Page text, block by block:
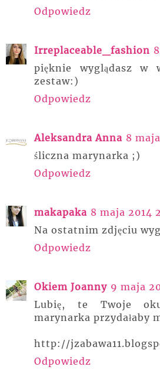
Odpowiedz
Irreplaceable_fashion
pięknie wyglądasz w
zestaw:)
Odpowiedz
Aleksandra Anna 8
śliczna marynarka ;)
Odpowiedz
makapaka 8 maja 2014
Na ostatnim zdjęciu
Odpowiedz
Okiem Joanny 9 maja
Lubię, te Twoje
marynarka przydałaby
http://
Odpowiedz